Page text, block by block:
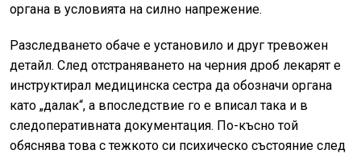
органа в условията на силно напрежение.
Разследването обаче е установило и друг тревожен
детайл. След отстраняването на черния дроб лекарят е
инструктирал медицинска сестра да обозначи органа
като „далак“, а впоследствие го е вписал така и в
следоперативната документация. По-късно той
обяснява това с тежкото си психическо състояние след